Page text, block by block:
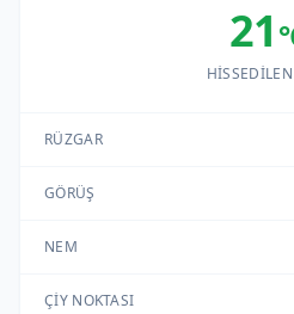
21
RÜZGAR
GÖRÜŞ
NEM
ÇIY NOKTASI